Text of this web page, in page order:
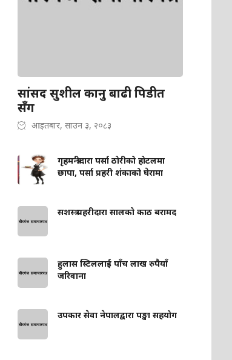
सांसद सुशील कानु बाढी पिडीत
सँग
आइतबार, साउन ३, २०८३
गृहमन्त्रीदारा पर्सा ठोरीको होटलमा
छापा, पर्सा प्रहरी शंकाको घेरामा
सशस्त्र प्रहरीदारा सालको काठ बरामद
हुलास स्टिललाई पाँच लाख रुपैयाँ
जरिवाना
उपकार सेवा नेपालद्वारा पङ्खा सहयोग